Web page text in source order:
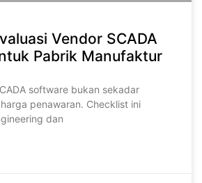
Vendor SCADA
Pabrik Manufaktur
software bukan sekadar
penawaran. Checklist ini
dan